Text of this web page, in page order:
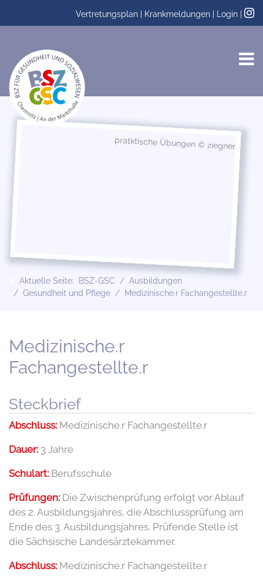
Vertretungsplan Krankmeldungen Login
pratktische Übungen © ziegner
Aktuelle Seite: BSZ-GSC
Ausbildungen
Gesundheit und Pflege
Medizinische.r Fachangestellte.r
Medizinische.r
Fachangestellte.r
Steckbrief
Abschluss: Medizinische.r Fachangestellte.r
Dauer: 3 Jahre
Schulart: Berufsschule
Prüfungen: Die Zwischenprüfung erfolgt vor Ablauf
des 2. Ausbildungsjahres, die Abschlussprüfung am
Ende des 3. Ausbildungsjahres. Prüfende Stelle ist
die Sächsische Landesärztekammer.
Abschluss: Medizinische.r Fachangestellte.r